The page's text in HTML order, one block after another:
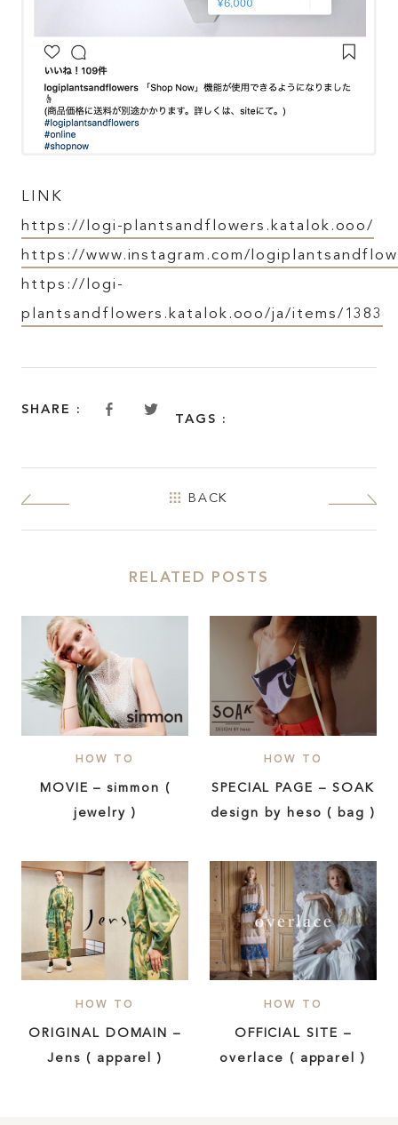
ABOUT
FEATURE
INSIDE KATALOKooo
JOIN KATALOKooo
FAQ
LINK
https://logi-plantsandflowers.katalok.ooo/
https://www.instagram.com/
https://logi-
plantsandflowers.katalok.ooo/ja/items/1383
SHARE :
TAGS :
BACK
RELATED POSTS
HOW TO
MOVIE – simmon (
jewelry )
HOW TO
SPECIAL PAGE – SOAK
design by heso ( bag )
HOW TO
ORIGINAL DOMAIN –
Jens ( apparel )
HOW TO
OFFICIAL SITE –
overlace ( apparel )